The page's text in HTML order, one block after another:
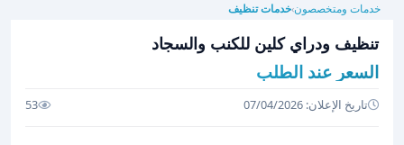
خدمات ومتخصصون›خدمات تنظيف
تنظيف ودراي كلين للكنب والسجاد
السعر عند الطلب
تاريخ الإعلان: 07/04/2026 53